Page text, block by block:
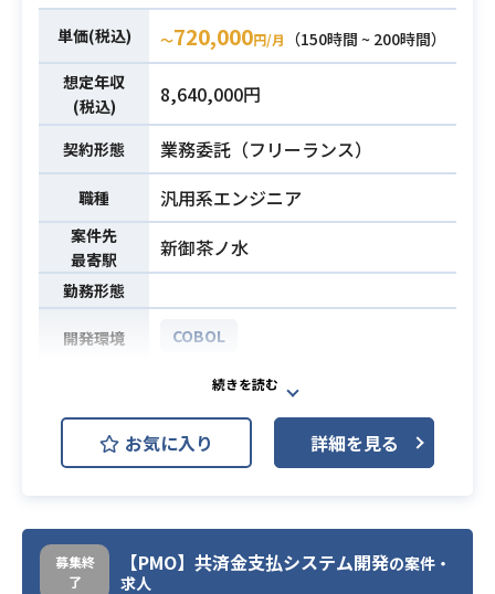
降の業務
※詳細は面談時にお伝えします。
必須スキル
・生命保険の業務知識
・基本設計または外部設計経験
・ITA（内部結合テスト）工程経験
・COBOL開発経験3年以上
単価(税込) 〜720,000円/月
（150時間 ~ 200時間）
想定年収
(税込)
8,640,000円
契約形態 業務委託（フリーランス）
職種 汎用系エンジニア
案件先
最寄駅
新御茶ノ水
勤務形態
開発環境 COBOL
・共済会社様において自動車共済シ
ステムの開発を行います。
PC COBOL（NetCOBOL）設計/開発
お気に入り 詳細を見る
募集終
了
【PMO】共済金支払システム開発の案件・
求人